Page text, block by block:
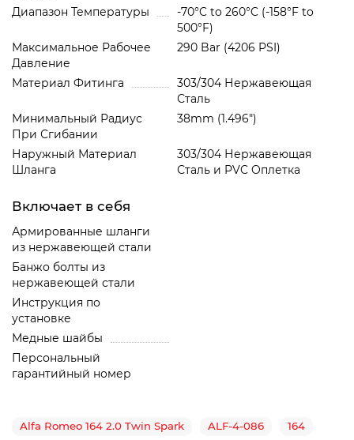
Диапазон Температуры
-70°C to 260°C (-158°F to
500°F)
Максимальное Рабочее
Давление
290 Bar (4206 PSI)
Материал Фитинга
303/304 Нержавеющая
Сталь
Минимальный Радиус
При Сгибании
38mm (1.496")
Наружный Материал
Шланга
303/304 Нержавеющая
Сталь и PVC Oплетка
Включает в себя
Армированные шланги
из нержавеющей стали
Банжо болты из
нержавеющей стали
Инструкция по
установке
Медные шайбы
Персональный
гарантийный номер
Alfa Romeo 164 2.0 Twin Spark ALF-4-086 164